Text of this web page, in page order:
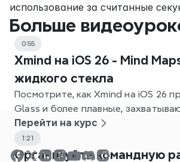
использование за считанные
Больше
0:55
Xmind на iOS 26 - Mind
жидкого стекла
Посмотрите, как Xmind на iOS 26
Glass и более плавные,
сознания.
Перейти на курс
1:21
Организуйте командную